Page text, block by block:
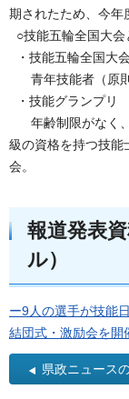
期されたため、今年
○技能五輪全国大
・技能五輪全国大
青年技能者（原則
・技能グランプリ
年齢制限がなく、
級の資格を持つ技能
会。
報道発表
ル）
ー9人の選手が技能
結団式・激励会を開
県政ニュース